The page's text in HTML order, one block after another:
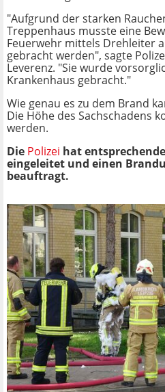
"Aufgrund der starken
Treppenhaus musste eine
Feuerwehr mittels Drehleiter
gebracht werden", sagte
Leverenz. "Sie wurde
Krankenhaus gebracht."
Wie genau es zu dem Brand
Die Höhe des Sachschadens
werden.
Die Polizei hat
eingeleitet und einen
beauftragt.